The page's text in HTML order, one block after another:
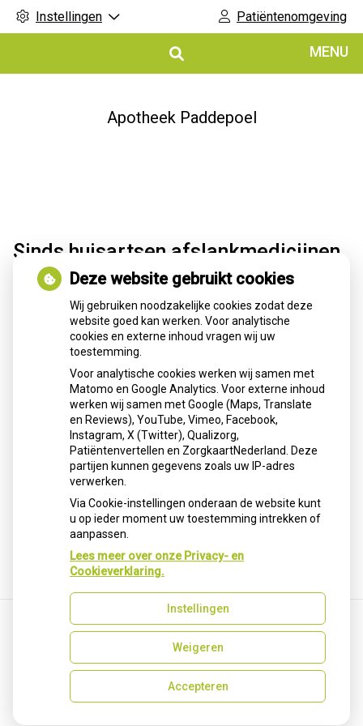
Instellingen Patiëntenomgeving
MENU
Apotheek Paddepoel
Sinds huisartsen afslankmedicijnen
mogen voorschrijven, neemt gebruik
toe
Sinds huisartsen afslankmedicijnen mogen voorschrijven, is
het gebruik sterk toegenomen: circa 80.000 Nederlanders
gebruiken nu middelen als Wegovy en Saxenda. Artsen
benadrukken dat deze medicijnen geen snelle oplossing
zijn, maar alleen werken als ondersteuning bij blijvende
leefstijlverandering. Stoppen leidt vaak tot
gewichtstoename.
Lees het hele artikel op: Nationale zorggids
Publicatiedatum:30-01-2026
Terug naar overzicht
Uw Zorg Online|Beheer
Privacy verklaring
Deze website gebruikt cookies
Wij gebruiken noodzakelijke cookies zodat deze
website goed kan werken. Voor analytische
cookies en externe inhoud vragen wij uw
toestemming.
Voor analytische cookies werken wij samen met
Matomo en Google Analytics. Voor externe inhoud
werken wij samen met Google (Maps, Translate
en Reviews), YouTube, Vimeo, Facebook,
Instagram, X (Twitter), Qualizorg,
Patiëntenvertellen en ZorgkaartNederland. Deze
partijen kunnen gegevens zoals uw IP-adres
verwerken.
Via Cookie-instellingen onderaan de website kunt
u op ieder moment uw toestemming intrekken of
aanpassen.
Lees meer over onze Privacy- en
Cookieverklaring.
Instellingen
Weigeren
Accepteren